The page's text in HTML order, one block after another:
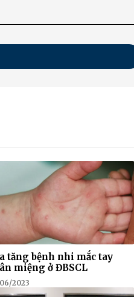
tăng bệnh nhi mắc tay
miệng ở ĐBSCL
2023